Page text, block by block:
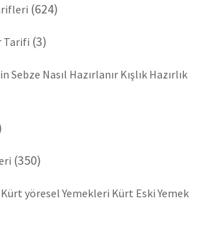
(624)
Tarifi (3)
Sebze Nasıl Hazırlanır Kışlık Hazırlık
(350)
yöresel Yemekleri Kürt Eski Yemek